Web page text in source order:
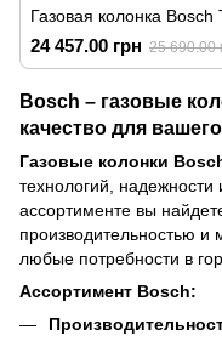
Газовая колонка
24 457.00 грн 25 690.00
Bosch – газовые
качество для
Газовые колонки
технологий,
ассортименте вы
производительностью и
любые потребности в
Ассортимент Bosch: